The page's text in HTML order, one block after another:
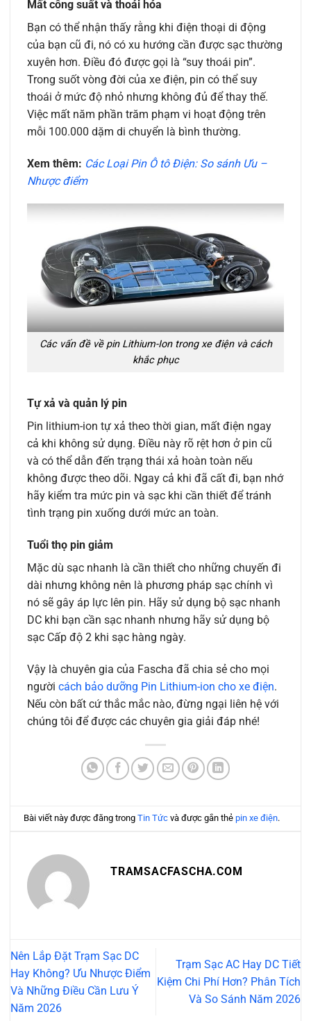
Mất công suất và thoái hóa
Bạn có thể nhận thấy rằng khi điện thoại di động
của bạn cũ đi, nó có xu hướng cần được sạc thường
xuyên hơn. Điều đó được gọi là “suy thoái pin”.
Trong suốt vòng đời của xe điện, pin có thể suy
thoái ở mức độ nhỏ nhưng không đủ để thay thế.
Việc mất năm phần trăm phạm vi hoạt động trên
mỗi 100.000 dặm di chuyển là bình thường.
Xem thêm: Các Loại Pin Ô tô Điện: So sánh Ưu –
Nhược điểm
Các vấn đề về pin Lithium-Ion trong xe điện và cách
khắc phục
Tự xả và quản lý pin
Pin lithium-ion tự xả theo thời gian, mất điện ngay
cả khi không sử dụng. Điều này rõ rệt hơn ở pin cũ
và có thể dẫn đến trạng thái xả hoàn toàn nếu
không được theo dõi. Ngay cả khi đã cất đi, bạn nhớ
hãy kiểm tra mức pin và sạc khi cần thiết để tránh
tình trạng pin xuống dưới mức an toàn.
Tuổi thọ pin giảm
Mặc dù sạc nhanh là cần thiết cho những chuyến đi
dài nhưng không nên là phương pháp sạc chính vì
nó sẽ gây áp lực lên pin. Hãy sử dụng bộ sạc nhanh
DC khi bạn cần sạc nhanh nhưng hãy sử dụng bộ
sạc Cấp độ 2 khi sạc hàng ngày.
Vậy là chuyên gia của Fascha đã chia sẻ cho mọi
người cách bảo dưỡng Pin Lithium-ion cho xe điện.
Nếu còn bất cứ thắc mắc nào, đừng ngại liên hệ với
chúng tôi để được các chuyên gia giải đáp nhé!
Bài viết này được đăng trongTin Tức và được gắn thẻpin xe điện.
TRAMSACFASCHA.COM
Nên Lắp Đặt Trạm Sạc DC
Hay Không? Ưu Nhược Điểm
Và Những Điều Cần Lưu Ý
Năm 2026
Trạm Sạc AC Hay DC Tiết
Kiệm Chi Phí Hơn? Phân Tích
Và So Sánh Năm 2026